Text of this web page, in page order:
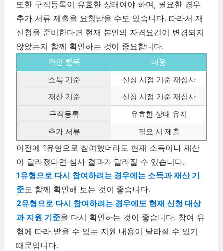
또한 구직등록이 유효한 상태여야 하며, 필요한 경우
추가 서류 제출을 요청받을 수도 있습니다. 따라서 재
신청을 준비한다면 현재 본인의 자격요건이 변경되지
않았는지 함께 확인하는 것이 중요합니다.
확인 항목
내용
소득 기준
신청 시점 기준 재심사
재산 기준
신청 시점 기준 재심사
구직등록
유효한 상태 유지
추가 서류
필요 시 제출
이전에 1유형으로 참여했더라도 현재 소득이나 재산
이 달라졌다면 심사 결과가 달라질 수 있습니다.
1유형으로 다시 참여하려는 경우에는 소득과 재산 기
준도 함께 확인해 보는 것이 좋습니다.
2유형으로 다시 참여하려는 경우에도 현재 신청 대상
과 지원 기준을 다시 확인하는 것이 좋습니다. 참여 유
형에 따라 받을 수 있는 지원 내용이 달라질 수 있기
때문입니다.